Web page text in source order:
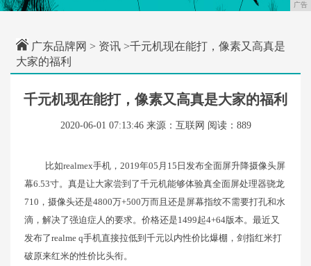
广告
广东品牌网 > 资讯 >千元机现在能打，像素又高真是
大家的福利
千元机现在能打，像素又高真是大家的福利
2020-06-01 07:13:46 来源：互联网 阅读：889
比如realmex手机，2019年05月15日发布全面屏升降摄像头屏
幕6.53寸。真是让大家尝到了千元机能够体验真全面屏处理器骁龙
710，摄像头还是4800万+500万而且还是屏幕指纹不需要打孔和水
滴，解决了强迫症人的要求。价格还是1499起4+64版本。最近又
发布了realme q手机直接拉低到千元以内性价比爆棚，剑指红米打
破原来红米的性价比头衔。